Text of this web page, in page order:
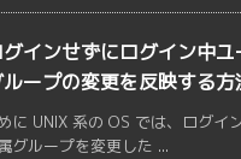
インせずにログイン中
ープの変更を反映する方
に UNIX 系の OS では、ログイ
グループを変更した ...